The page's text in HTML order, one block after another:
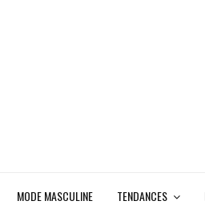
MODE MASCULINE TENDANCES